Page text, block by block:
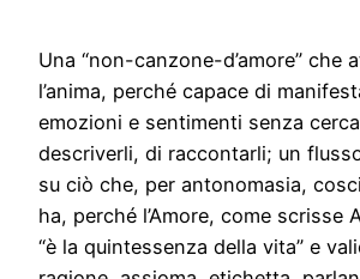
Una “non-canzone-d’amore” che
l’anima, perché capace di
emozioni e sentimenti senza
descriverli, di raccontarli; un
su ciò che, per antonomasia,
ha, perché l’Amore, come scrisse
“è la quintessenza della vita” e